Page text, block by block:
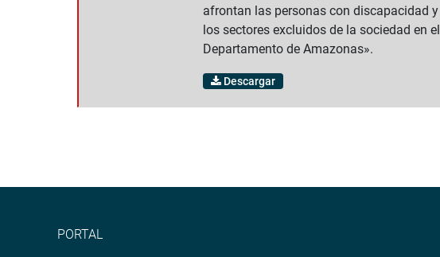
afrontan las personas con discapacidad y
los sectores excluidos de la sociedad en el
Departamento de Amazonas».
Descargar
PORTAL